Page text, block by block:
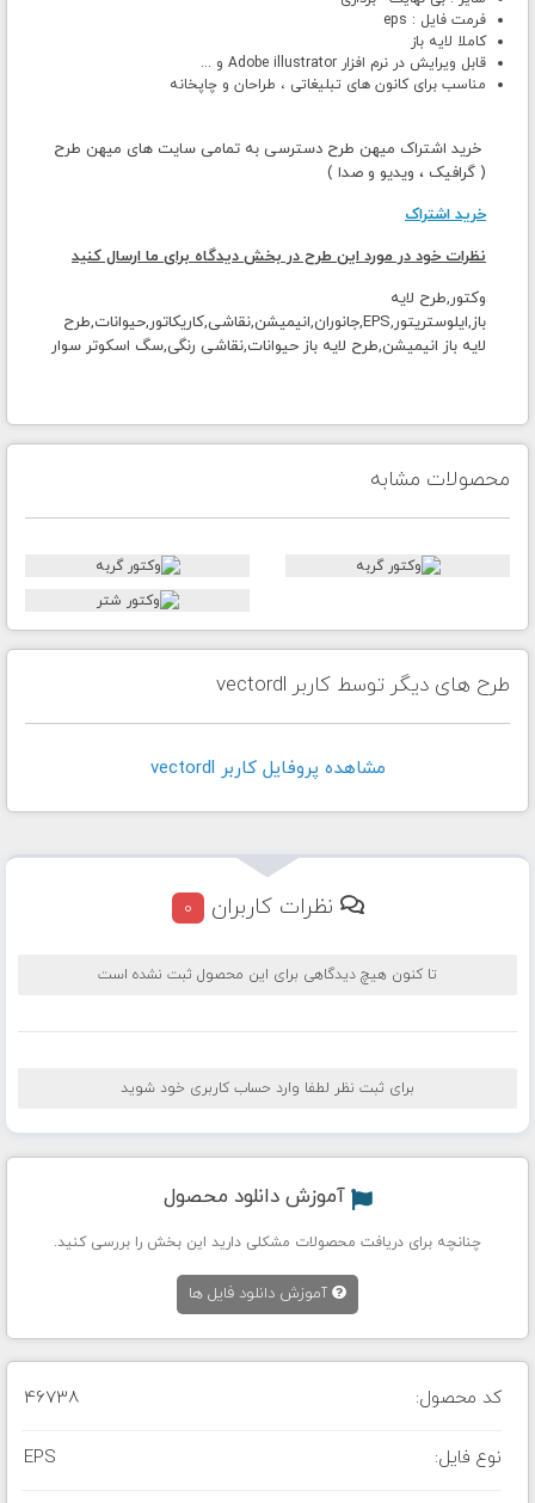
فرمت فایل : eps
کاملا لایه باز
قابل ویرایش در نرم افزار Adobe illustrator و ...
مناسب برای کانون های تبلیغاتی ، طراحان و چاپخانه
خرید اشتراک میهن طرح دسترسی به تمامی سایت های میهن طرح
( گرافیک ، ویدیو و صدا )
خرید اشتراک
نظرات خود در مورد این طرح در بخش دیدگاه برای ما ارسال کنید
وکتور,طرح لایه
باز,
ایلوستریتور,EPS,جانوران,انیمیشن,نقاشی,کاریکاتور,حیوانات,طرح
لایه باز انیمیشن,طرح لایه باز حیوانات,نقاشی رنگی,سگ اسکوتر سوار
محصولات مشابه
طرح های دیگر توسط کاربر vectordl
مشاهده پروفايل کاربر vectordl
نظرات کاربران 0
تا کنون هیچ دیدگاهی برای این محصول ثبت نشده است
برای ثبت نظر لطفا وارد حساب کاربری خود شوید
آموزش دانلود محصول
چنانچه برای دریافت محصولات مشکلی دارید این بخش را بررسی کنید.
آموزش دانلود فایل ها
کد محصول: 46738
نوع فایل: EPS